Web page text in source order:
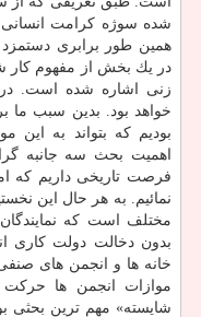
شده سوژه كرامت
همین طور برابری
در یك بخش از مفهوم كار
زنی اشاره شده است. در
خواهد بود. بدین سبب ما
بودیم كه بتواند به
اهمیت بحث سه جانبه
فرصت تاریخی داریم كه
نمائیم. به هر حال این
مختلف است كه
بدون دخالت دولت كاری
خانه ها و انجمن های
موازات انجمن ها حركت
شایسته» مهم ترین بحثی